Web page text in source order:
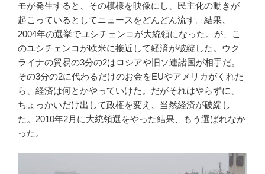
モが発生すると、その模様を映像にし、民主化の動きが
起こっているとしてニュースをどんどん流す。結果、
2004年の選挙でユシチェンコが大統領になった。が、こ
のユシチェンコが欧米に接近して経済が破綻した。ウク
ライナの貿易の3分の2はロシアや旧ソ連諸国が相手だ。
その3分の2に代わるだけのお金をEUやアメリカがくれた
ら、経済は何とかやっていけた。だがそれはやらずに、
ちょっかいだけ出して政権を変え、当然経済が破綻し
た。2010年2月に大統領選をやった結果、もう選ばれなか
った。